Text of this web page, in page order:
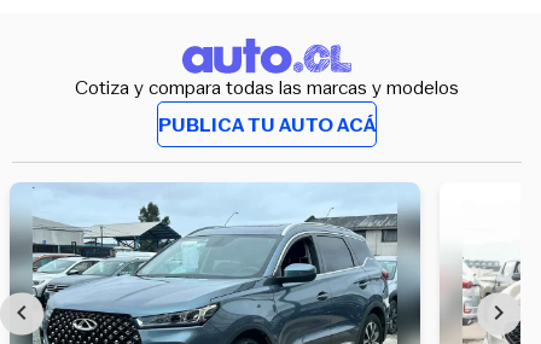
Cotiza y compara todas las marcas y modelos
PUBLICA TU AUTO ACÁ